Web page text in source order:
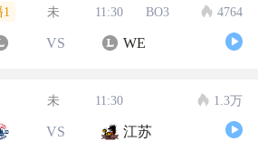
未 11:30 BO3 4764
VS WE
未 11:30 1.3万
VS 江苏